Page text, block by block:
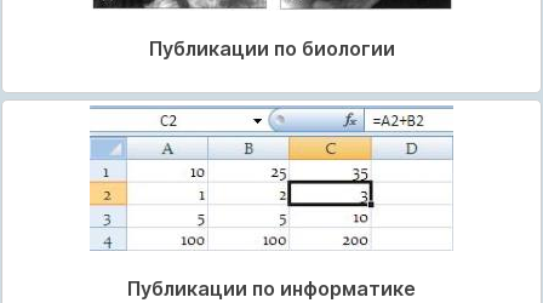
Публикации по биологии
Публикации по информатике